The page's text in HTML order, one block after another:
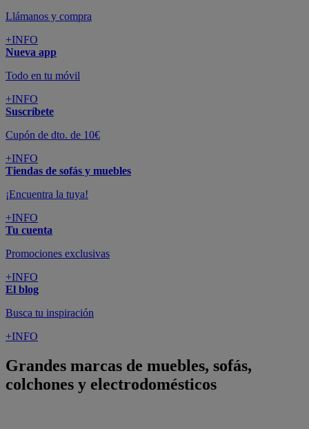
Llámanos y compra
+INFO
Nueva app
Todo en tu móvil
+INFO
Suscríbete
Cupón de dto. de 10€
+INFO
Tiendas de sofás y muebles
¡Encuentra la tuya!
+INFO
Tu cuenta
Promociones exclusivas
+INFO
El blog
Busca tu inspiración
+INFO
Grandes marcas de muebles, sofás,
colchones y electrodomésticos